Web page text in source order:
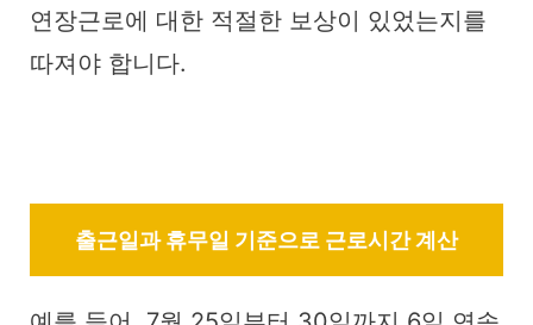
연장근로에 대한 적절한 보상이 있었는지를
따져야 합니다.
출근일과 휴무일 기준으로 근로시간 계산